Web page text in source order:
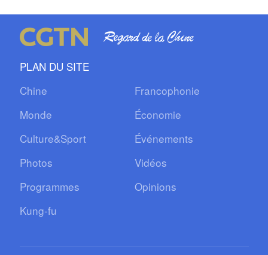
PLAN DU SITE
Chine
Francophonie
Monde
Économie
Culture&Sport
Événements
Photos
Vidéos
Programmes
Opinions
Kung-fu